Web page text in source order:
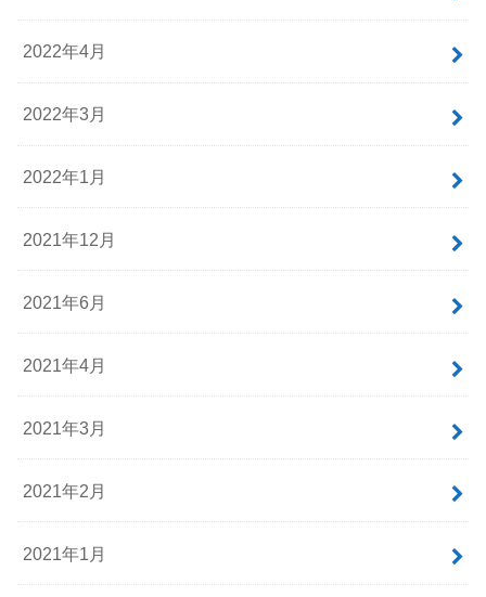
2022年4月
2022年3月
2022年1月
2021年12月
2021年6月
2021年4月
2021年3月
2021年2月
2021年1月